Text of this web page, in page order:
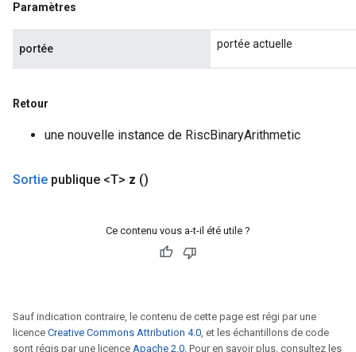
Paramètres
portée portée actuelle
Retour
une nouvelle instance de RiscBinaryArithmetic
Sortie publique <T> z ()
Ce contenu vous a-t-il été utile ?
Sauf indication contraire, le contenu de cette page est régi par une
licence Creative Commons Attribution 4.0, et les échantillons de code
sont régis par une licence Apache 2.0. Pour en savoir plus, consultez les